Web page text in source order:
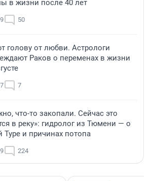
в жизни после 40 лет
50
голову от любви. Астрологи
Раков о переменах в жизни
7
что-то закопали. Сейчас это
в реку»: гидролог из Тюмени — о
Туре и причинах потопа
224